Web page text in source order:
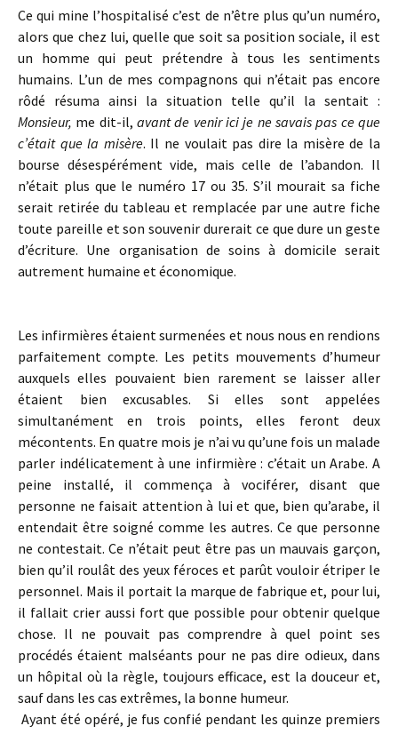
Ce qui mine l’hospitalisé c’est de n’être plus qu’un numéro,
alors que chez lui, quelle que soit sa position sociale, il est
un homme qui peut prétendre à tous les sentiments
humains. L’un de mes compagnons qui n’était pas encore
rôdé résuma ainsi la situation telle qu’il la sentait :
Monsieur, me dit-il, avant de venir ici je ne savais pas ce que
c’était que la misère. Il ne voulait pas dire la misère de la
bourse désespérément vide, mais celle de l’abandon. Il
n’était plus que le numéro 17 ou 35. S’il mourait sa fiche
serait retirée du tableau et remplacée par une autre fiche
toute pareille et son souvenir durerait ce que dure un geste
d’écriture. Une organisation de soins à domicile serait
autrement humaine et économique.
Les infirmières étaient surmenées et nous nous en rendions
parfaitement compte. Les petits mouvements d’humeur
auxquels elles pouvaient bien rarement se laisser aller
étaient bien excusables. Si elles sont appelées
simultanément en trois points, elles feront deux
mécontents. En quatre mois je n’ai vu qu’une fois un malade
parler indélicatement à une infirmière : c’était un Arabe. A
peine installé, il commença à vociférer, disant que
personne ne faisait attention à lui et que, bien qu’arabe, il
entendait être soigné comme les autres. Ce que personne
ne contestait. Ce n’était peut être pas un mauvais garçon,
bien qu’il roulât des yeux féroces et parût vouloir étriper le
personnel. Mais il portait la marque de fabrique et, pour lui,
il fallait crier aussi fort que possible pour obtenir quelque
chose. Il ne pouvait pas comprendre à quel point ses
procédés étaient malséants pour ne pas dire odieux, dans
un hôpital où la règle, toujours efficace, est la douceur et,
sauf dans les cas extrêmes, la bonne humeur.
Ayant été opéré, je fus confié pendant les quinze premiers